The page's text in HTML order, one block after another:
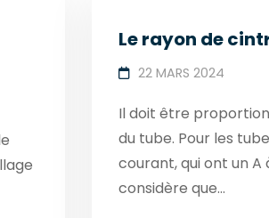
Le rayon de
22 MARS 2024
Il doit être
du tube. Pour les
courant, qui ont un A
considère que...